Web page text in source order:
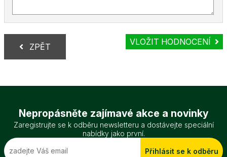
VLOŽIT HODNOCENÍ
ZPĚT
Nepropásněte zajímavé akce a novinky
Zaregistrujte se k odběru newsletteru a dostávejte speciální
nabídky jako první.
Přihlásit se k odběru